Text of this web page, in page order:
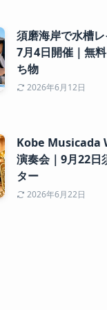
須磨海岸で水槽
7月4日開催｜無
ち物
2026年6月12日
Kobe Musicada
演奏会｜9月22日
ター
2026年6月22日